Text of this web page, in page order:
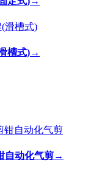
槽式)→
自动化气剪→